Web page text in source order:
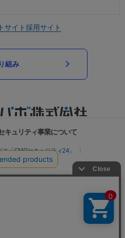
サイト採用サイト
組み
キュリティ事業について
「GMOセキュリティ24」
スク診断